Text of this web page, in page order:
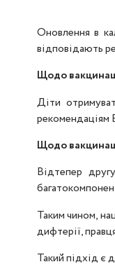
Оновлення в
відповідають
Щодо
Діти
рекомендаціям
Щодо
Відтепер
Таким чином,
дифтерії,
Такий підхід є